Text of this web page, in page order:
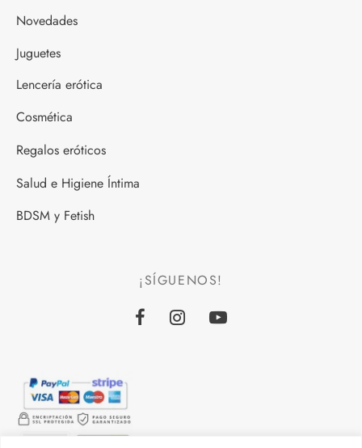
Novedades
Juguetes
Lencería erótica
Cosmética
Regalos eróticos
Salud e Higiene Íntima
BDSM y Fetish
¡SÍGUENOS!